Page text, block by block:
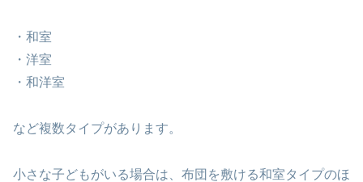
・和室
・洋室
・和洋室
など複数タイプがあります。
小さな子どもがいる場合は、布団を敷ける和室タイプのほ